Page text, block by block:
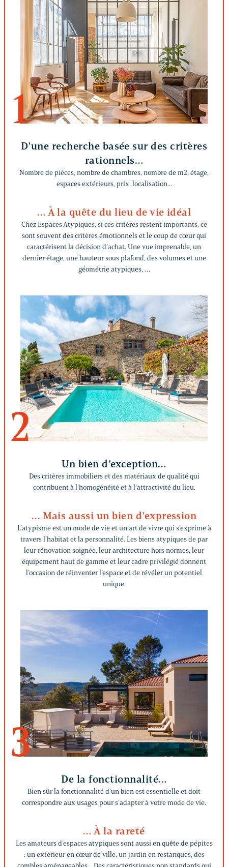
1
D’une recherche basée sur des critères
rationnels…
Nombre de pièces, nombre de chambres, nombre de m2, étage,
espaces extérieurs, prix, localisation...
… À la quête du lieu de vie idéal
Chez Espaces Atypiques, si ces critères restent importants, ce
sont souvent des critères émotionnels et le coup de cœur qui
caractérisent la décision d’achat. Une vue imprenable, un
dernier étage, une hauteur sous plafond, des volumes et une
géométrie atypiques, …
2
Un bien d’exception…
Des critères immobiliers et des matériaux de qualité qui
contribuent à l’homogénéité et à l’attractivité du lieu.
… Mais aussi un bien d’expression
L’atypisme est un mode de vie et un art de vivre qui s’exprime à
travers l’habitat et la personnalité. Les biens atypiques de par
leur rénovation soignée, leur architecture hors normes, leur
équipement haut de gamme et leur cadre privilégié donnent
l’occasion de réinventer l’espace et de révéler un potentiel
unique.
3
De la fonctionnalité…
Bien sûr la fonctionnalité d’un bien est essentielle et doit
correspondre aux usages pour s’adapter à votre mode de vie.
… À la rareté
Les amateurs d’espaces atypiques sont aussi en quête de pépites
: un extérieur en cœur de ville, un jardin en restanques, des